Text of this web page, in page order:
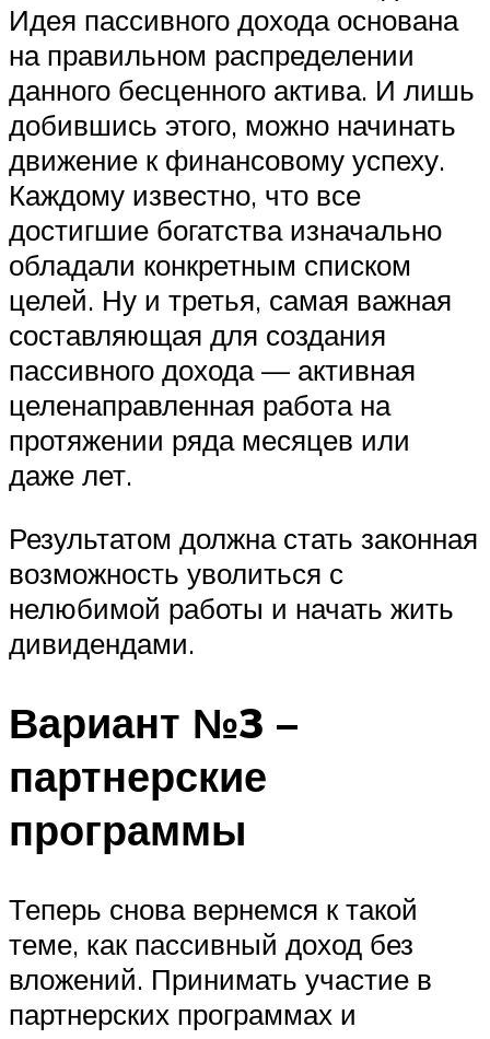
Идея пассивного дохода основана
на правильном распределении
данного бесценного актива. И лишь
добившись этого, можно начинать
движение к финансовому успеху.
Каждому известно, что все
достигшие богатства изначально
обладали конкретным списком
целей. Ну и третья, самая важная
составляющая для создания
пассивного дохода — активная
целенаправленная работа на
протяжении ряда месяцев или
даже лет.
Результатом должна стать законная
возможность уволиться с
нелюбимой работы и начать жить
дивидендами.
Вариант №3 –
партнерские
программы
Теперь снова вернемся к такой
теме, как пассивный доход без
вложений. Принимать участие в
партнерских программах и